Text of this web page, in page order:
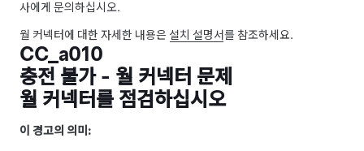
사에게 문의하십시오.
월 커넥터에 대한 자세한 내용은 설치 설명서를 참조하세요.
CC_a010
충전 불가 - 월 커넥터 문제
월 커넥터를 점검하십시오
이 경고의 의미: